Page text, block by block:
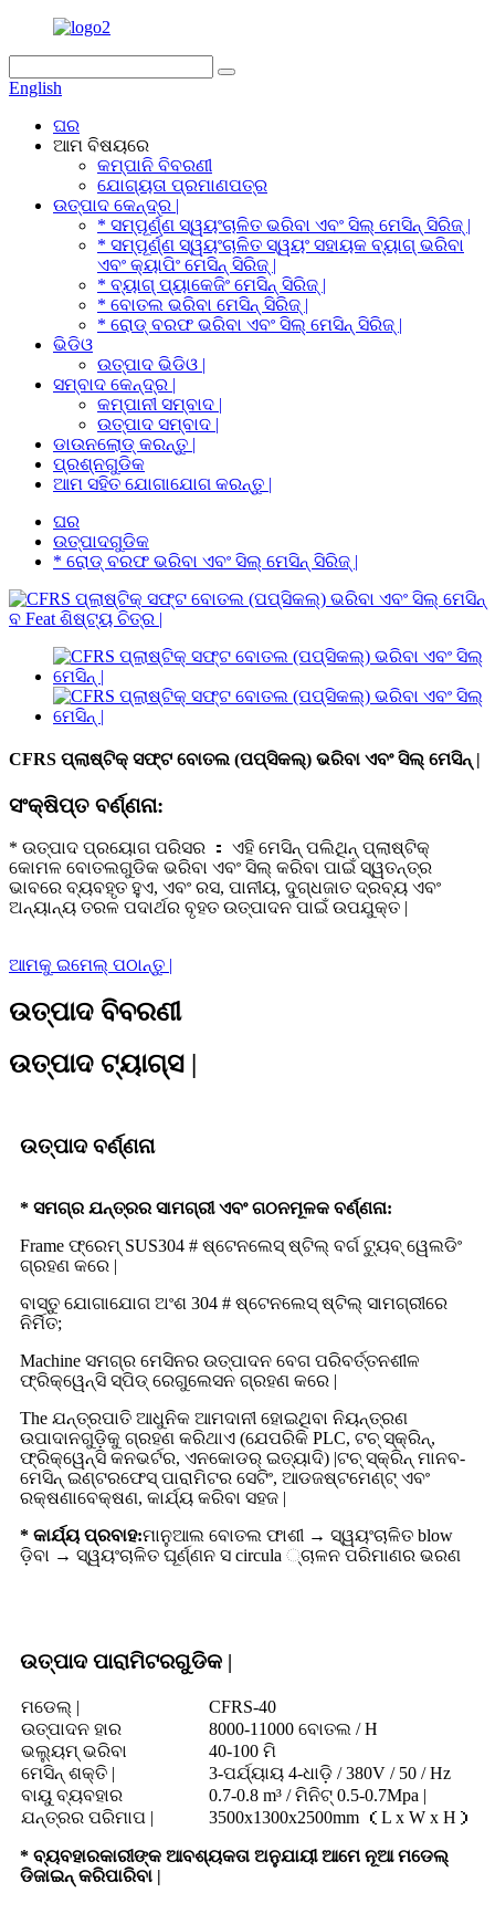
English
ଘର
ଆମ ବିଷୟରେ
କମ୍ପାନି ବିବରଣୀ
ଯୋଗ୍ୟତା ପ୍ରମାଣପତ୍ର
ଉତ୍ପାଦ କେନ୍ଦ୍ର |
* ସମ୍ପୂର୍ଣ୍ଣ ସ୍ୱୟଂଚାଳିତ ଭରିବା ଏବଂ ସିଲ୍ ମେସିନ୍ ସିରିଜ୍ |
* ସମ୍ପୂର୍ଣ୍ଣ ସ୍ୱୟଂଚାଳିତ ସ୍ୱୟଂ ସହାୟକ ବ୍ୟାଗ୍ ଭରିବା
ଏବଂ କ୍ୟାପିଂ ମେସିନ୍ ସିରିଜ୍ |
* ବ୍ୟାଗ୍ ପ୍ୟାକେଜିଂ ମେସିନ୍ ସିରିଜ୍ |
* ବୋତଲ ଭରିବା ମେସିନ୍ ସିରିଜ୍ |
* ରୋଡ୍ ବରଫ ଭରିବା ଏବଂ ସିଲ୍ ମେସିନ୍ ସିରିଜ୍ |
ଭିଡିଓ
ଉତ୍ପାଦ ଭିଡିଓ |
ସମ୍ବାଦ କେନ୍ଦ୍ର |
କମ୍ପାନୀ ସମ୍ବାଦ |
ଉତ୍ପାଦ ସମ୍ବାଦ |
ଡାଉନଲୋଡ୍ କରନ୍ତୁ |
ପ୍ରଶ୍ନଗୁଡିକ
ଆମ ସହିତ ଯୋଗାଯୋଗ କରନ୍ତୁ |
ଘର
ଉତ୍ପାଦଗୁଡିକ
* ରୋଡ୍ ବରଫ ଭରିବା ଏବଂ ସିଲ୍ ମେସିନ୍ ସିରିଜ୍ |
CFRS ପ୍ଲାଷ୍ଟିକ୍ ସଫ୍ଟ ବୋତଲ (ପପ୍ସିକଲ୍) ଭରିବା ଏବଂ ସିଲ୍ ମେସିନ୍ |
ସଂକ୍ଷିପ୍ତ ବର୍ଣ୍ଣନା:
* ଉତ୍ପାଦ ପ୍ରୟୋଗ ପରିସର ： ଏହି ମେସିନ୍ ପଲିଥିନ୍ ପ୍ଲାଷ୍ଟିକ୍
କୋମଳ ବୋତଲଗୁଡିକ ଭରିବା ଏବଂ ସିଲ୍ କରିବା ପାଇଁ ସ୍ୱତନ୍ତ୍ର
ଭାବରେ ବ୍ୟବହୃତ ହୁଏ, ଏବଂ ରସ, ପାନୀୟ, ଦୁଗ୍ଧଜାତ ଦ୍ରବ୍ୟ ଏବଂ
ଅନ୍ୟାନ୍ୟ ତରଳ ପଦାର୍ଥର ବୃହତ ଉତ୍ପାଦନ ପାଇଁ ଉପଯୁକ୍ତ |
ଆମକୁ ଇମେଲ୍ ପଠାନ୍ତୁ |
ଉତ୍ପାଦ ବିବରଣୀ
ଉତ୍ପାଦ ଟ୍ୟାଗ୍ସ |
ଉତ୍ପାଦ ବର୍ଣ୍ଣନା
* ସମଗ୍ର ଯନ୍ତ୍ରର ସାମଗ୍ରୀ ଏବଂ ଗଠନମୂଳକ ବର୍ଣ୍ଣନା:
Frame ଫ୍ରେମ୍ SUS304 # ଷ୍ଟେନଲେସ୍ ଷ୍ଟିଲ୍ ବର୍ଗ ଟ୍ୟୁବ୍ ୱେଲଡିଂ
ଗ୍ରହଣ କରେ |
ବାସ୍ତୁ ଯୋଗାଯୋଗ ଅଂଶ 304 # ଷ୍ଟେନଲେସ୍ ଷ୍ଟିଲ୍ ସାମଗ୍ରୀରେ
ନିର୍ମିତ;
Machine ସମଗ୍ର ମେସିନର ଉତ୍ପାଦନ ବେଗ ପରିବର୍ତ୍ତନଶୀଳ
ଫ୍ରିକ୍ୱେନ୍ସି ସ୍ପିଡ୍ ରେଗୁଲେସନ ଗ୍ରହଣ କରେ |
The ଯନ୍ତ୍ରପାତି ଆଧୁନିକ ଆମଦାନୀ ହୋଇଥିବା ନିୟନ୍ତ୍ରଣ
ଉପାଦାନଗୁଡ଼ିକୁ ଗ୍ରହଣ କରିଥାଏ (ଯେପରିକି PLC, ଟଚ୍ ସ୍କ୍ରିନ୍,
ଫ୍ରିକ୍ୱେନ୍ସି କନଭର୍ଟର, ଏନକୋଡର୍ ଇତ୍ୟାଦି) |ଟଚ୍ ସ୍କ୍ରିନ୍ ମାନବ-
ମେସିନ୍ ଇଣ୍ଟରଫେସ୍ ପାରାମିଟର ସେଟିଂ, ଆଡଜଷ୍ଟମେଣ୍ଟ୍ ଏବଂ
ରକ୍ଷଣାବେକ୍ଷଣ, କାର୍ଯ୍ୟ କରିବା ସହଜ |
* କାର୍ଯ୍ୟ ପ୍ରବାହ:ମାନୁଆଲ ବୋତଲ ଫାଶୀ → ସ୍ୱୟଂଚାଳିତ blow
ଡ଼ିବା → ସ୍ୱୟଂଚାଳିତ ଘୂର୍ଣ୍ଣନ ସ circula ୍ଚାଳନ ପରିମାଣର ଭରଣ
ଉତ୍ପାଦ ପାରାମିଟରଗୁଡିକ |
ମଡେଲ୍ |
CFRS-40
ଉତ୍ପାଦନ ହାର
8000-11000 ବୋତଲ / H
ଭଲ୍ୟୁମ୍ ଭରିବା
40-100 ମି
ମେସିନ୍ ଶକ୍ତି |
3-ପର୍ଯ୍ୟାୟ 4-ଧାଡ଼ି / 380V / 50 / Hz
ବାୟୁ ବ୍ୟବହାର
0.7-0.8 m³ / ମିନିଟ୍ 0.5-0.7Mpa |
ଯନ୍ତ୍ରର ପରିମାପ |
3500x1300x2500mm （L x W x H）
* ବ୍ୟବହାରକାରୀଙ୍କ ଆବଶ୍ୟକତା ଅନୁଯାୟୀ ଆମେ ନୂଆ ମଡେଲ୍
ଡିଜାଇନ୍ କରିପାରିବା |